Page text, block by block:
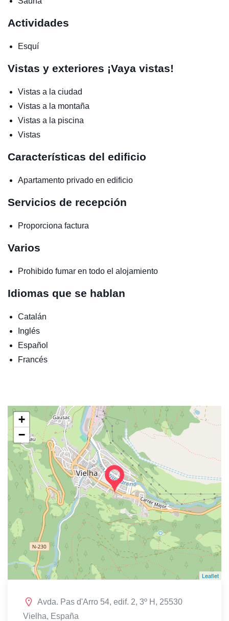
Actividades
Esquí
Vistas y exteriores ¡Vaya vistas!
Vistas a la ciudad
Vistas a la montaña
Vistas a la piscina
Vistas
Características del edificio
Apartamento privado en edificio
Servicios de recepción
Proporciona factura
Varios
Prohibido fumar en todo el alojamiento
Idiomas que se hablan
Catalán
Inglés
Español
Francés
+
−
Leaflet
Avda. Pas d'Arro 54, edif. 2, 3º H, 25530
Vielha, España